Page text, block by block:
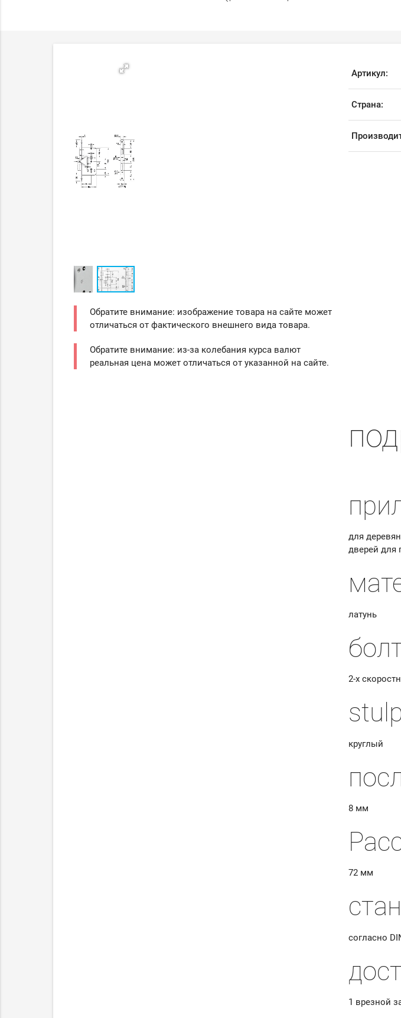
Обратите внимание: изображение товара на сайте может
отличаться от фактического внешнего вида товара.
Обратите внимание: из-за колебания курса валют
реальная цена может отличаться от указанной на сайте.
Артикул:
Страна:
для
дверей для
латунь
2-х
круглый
8 мм
72 мм
согласно
1 врезной